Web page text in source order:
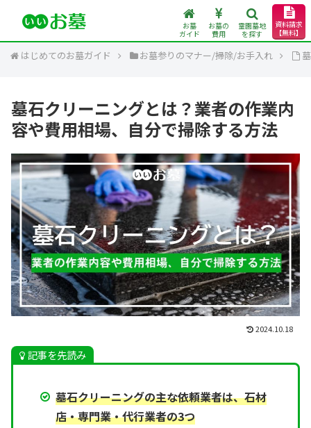
お墓
ガイド
お墓の
費用
霊園墓地
を探す
資料請求
【無料】
はじめてのお墓ガイド お墓参りのマナー/掃除/お手入れ
墓石クリーニングとは？業者の作業内
容や費用相場、自分で掃除する方法
2024.10.18
記事を先読み
墓石クリーニングの主な依頼業者は、石材
店・専門業・代行業者の3つ